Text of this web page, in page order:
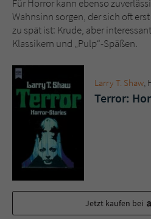
Für Horror kann ebenso
Wahnsinn sorgen, der sich oft
zu spät ist: Krude, aber
Klassikern und „Pulp“-Späßen.
Larry T. Shaw
Terror:
Jetzt kaufen bei